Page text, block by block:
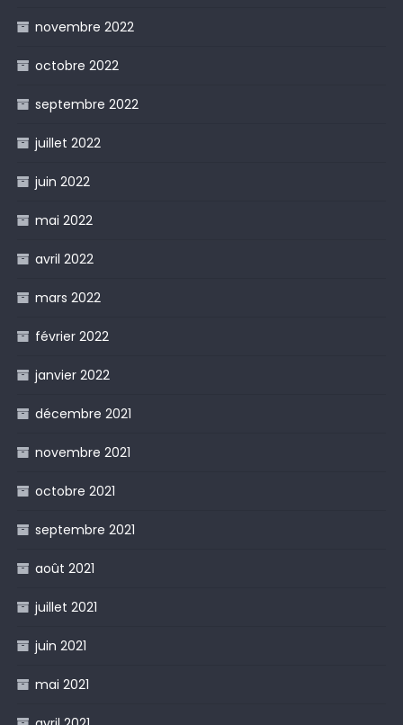
novembre 2022
octobre 2022
septembre 2022
juillet 2022
juin 2022
mai 2022
avril 2022
mars 2022
février 2022
janvier 2022
décembre 2021
novembre 2021
octobre 2021
septembre 2021
août 2021
juillet 2021
juin 2021
mai 2021